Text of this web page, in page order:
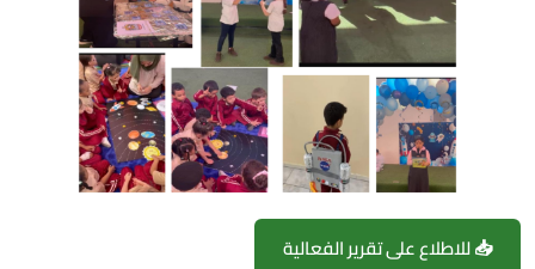
📥 للاطلاع على تقرير الفعالية